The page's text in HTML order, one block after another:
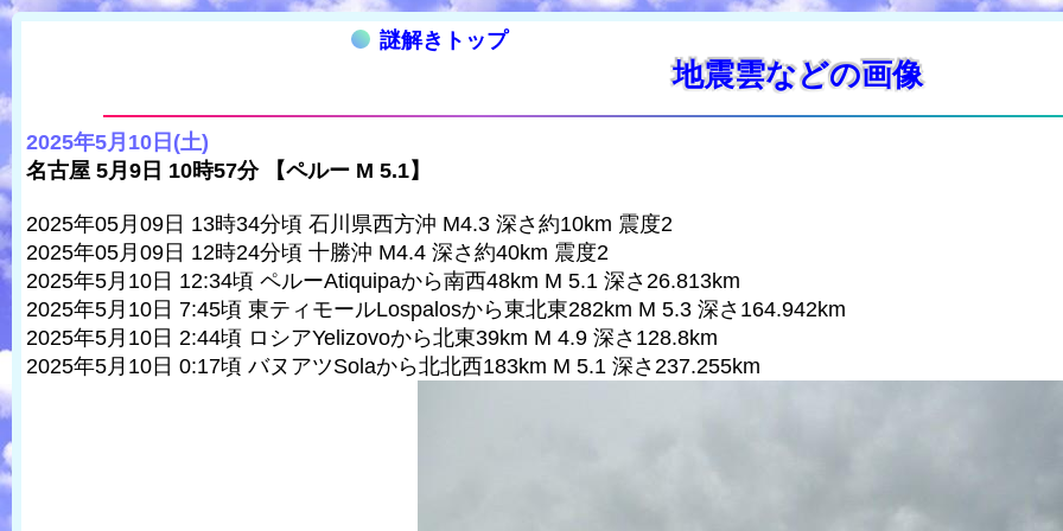
謎解きトップ
地震雲などの画像
2025年5月10日(土)
名古屋 5月9日 10時57分 【ペルー M 5.1】
2025年05月09日 13時34分頃 石川県西方沖 M4.3 深さ約10km 震度2
2025年05月09日 12時24分頃 十勝沖 M4.4 深さ約40km 震度2
2025年5月10日 12:34頃 ペルーAtiquipaから南西48km M 5.1 深さ26.813km
2025年5月10日 7:45頃 東ティモールLospalosから東北東282km M 5.3 深さ164.942km
2025年5月10日 2:44頃 ロシアYelizovoから北東39km M 4.9 深さ128.8km
2025年5月10日 0:17頃 バヌアツSolaから北北西183km M 5.1 深さ237.255km